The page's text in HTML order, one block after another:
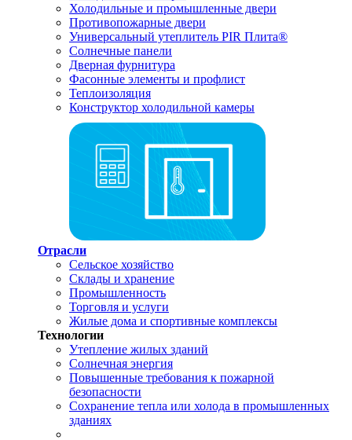
Холодильные и промышленные двери
Противопожарные двери
Универсальный утеплитель PIR Плита®
Солнечные панели
Дверная фурнитура
Фасонные элементы и профлист
Теплоизоляция
Конструктор холодильной камеры
Отрасли
Сельское хозяйство
Склады и хранение
Промышленность
Торговля и услуги
Жилые дома и спортивные комплексы
Технологии
Утепление жилых зданий
Солнечная энергия
Повышенные требования к пожарной
безопасности
Сохранение тепла или холода в промышленных
зданиях